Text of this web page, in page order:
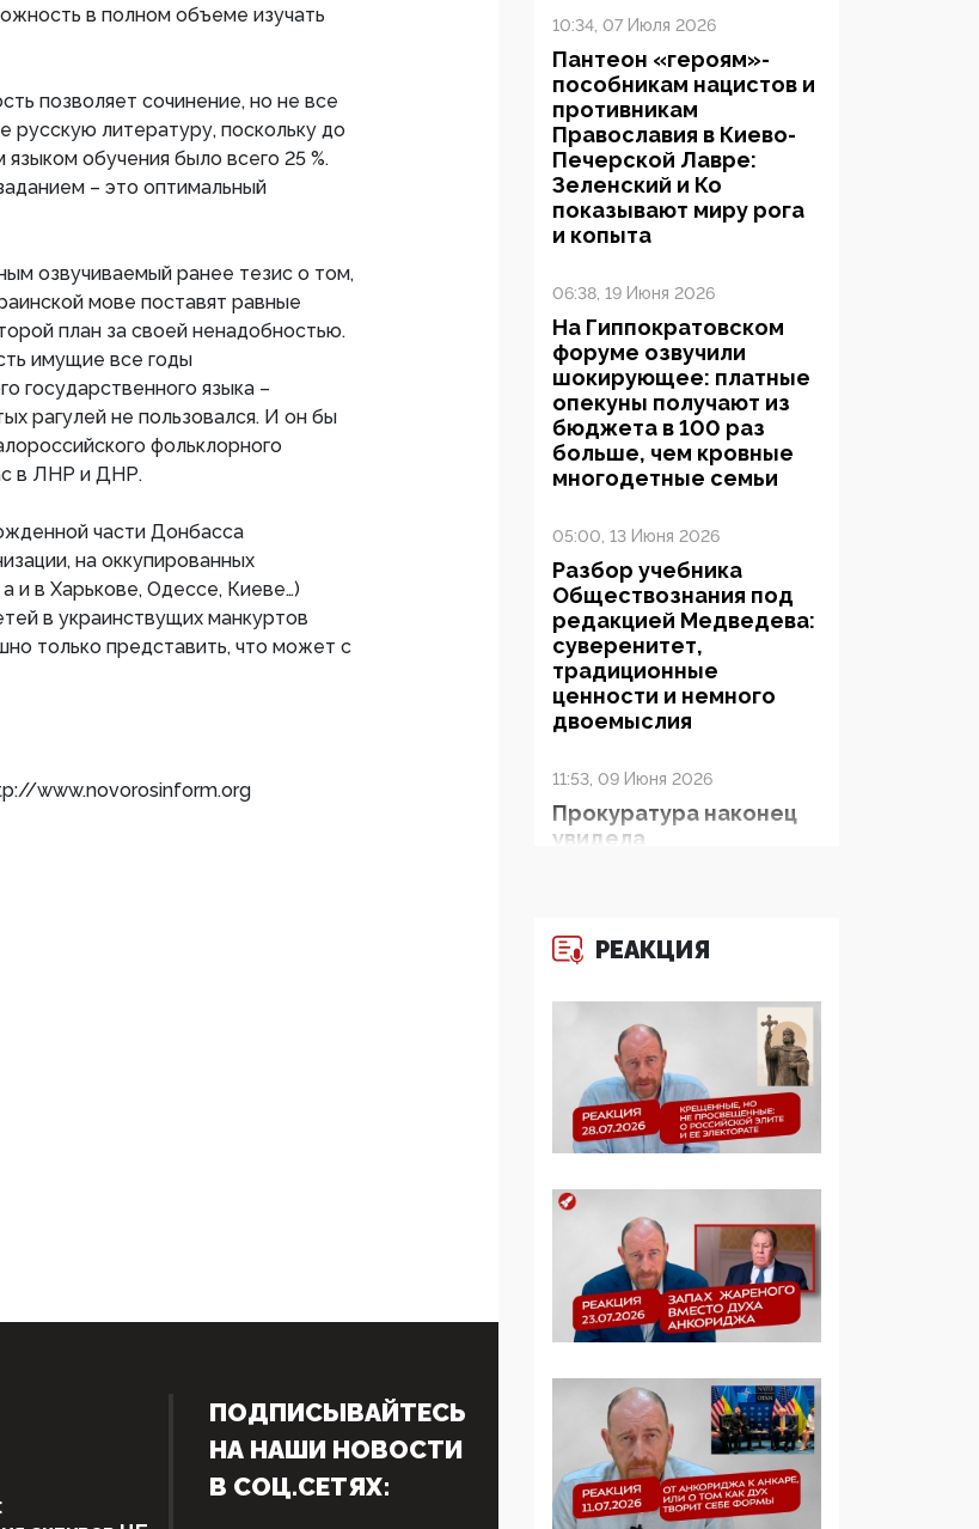
в полном объеме изучать
позволяет сочинение, но не все
русскую литературу, поскольку до
обучения было всего 25 %.
– это оптимальный
озвучиваемый ранее тезис о том,
мове поставят равные
план за своей ненадобностью.
имущие все годы
государственного языка –
рагулей не пользовался. И он бы
фольклорного
в ЛНР и ДНР.
части Донбасса
на оккупированных
в Харькове, Одессе, Киеве…)
в украинствущих манкуртов
только представить, что может с
www.novorosinform.org
10:34, 07 Июля 2026
Пантеон «героям»-
пособникам нацистов и
противникам
Православия в Киево-
Печерской Лавре:
Зеленский и Ко
показывают миру рога
и копыта
06:38, 19 Июня 2026
На Гиппократовском
форуме озвучили
шокирующее: платные
опекуны получают из
бюджета в 100 раз
больше, чем кровные
многодетные семьи
05:00, 13 Июня 2026
Разбор учебника
Обществознания под
редакцией Медведева:
суверенитет,
традиционные
ценности и немного
двоемыслия
11:53, 09 Июня 2026
Прокуратура наконец
увидела
цифроглобалисты
продолжают
09:43, 01 Июня 2026
5G за счет здоровья
граждан: Минцифры
намерено отобрать у
муниципалитетов право
защищать жилые дома
и социальные объекты
от ЭМИ
05:58, 26 Мая 2026
Роскомнадзор
освободили от борца с
деструктивным и
опасным контентом
07:39, 25 Мая 2026
РЕАКЦИЯ
ПОДПИСЫВАЙТЕСЬ
НА НАШИ НОВОСТИ
В СОЦ.СЕТЯХ: